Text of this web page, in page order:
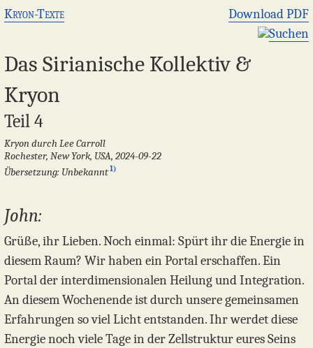
Kryon-Texte
Download PDF
Suchen
Das Sirianische Kollektiv &
Kryon
Teil 4
Kryon durch Lee Carroll
Rochester, New York, USA, 2024-09-22
Übersetzung: Unbekannt1)
John:
Grüße, ihr Lieben. Noch einmal: Spürt ihr die Energie in
diesem Raum? Wir haben ein Portal erschaffen. Ein
Portal der interdimensionalen Heilung und Integration.
An diesem Wochenende ist durch unsere gemeinsamen
Erfahrungen so viel Licht entstanden. Ihr werdet diese
Energie noch viele Tage in der Zellstruktur eures Seins